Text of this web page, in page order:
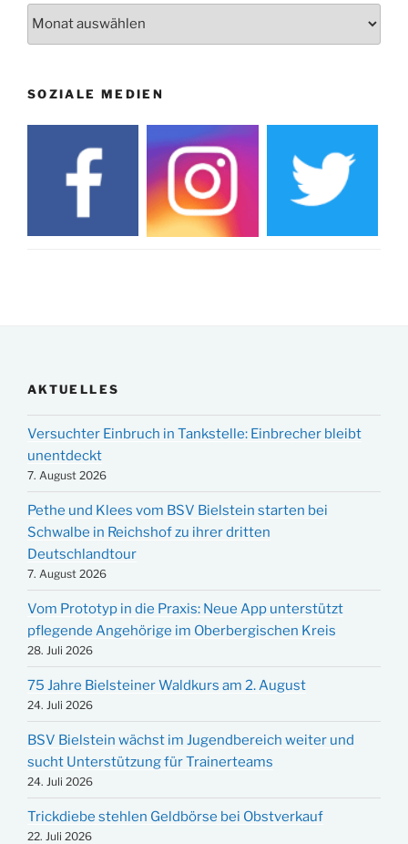
SOZIALE MEDIEN
AKTUELLES
Versuchter Einbruch in Tankstelle: Einbrecher bleibt
unentdeckt
7. August 2026
Pethe und Klees vom BSV Bielstein starten bei
Schwalbe in Reichshof zu ihrer dritten
Deutschlandtour
7. August 2026
Vom Prototyp in die Praxis: Neue App unterstützt
pflegende Angehörige im Oberbergischen Kreis
28. Juli 2026
75 Jahre Bielsteiner Waldkurs am 2. August
24. Juli 2026
BSV Bielstein wächst im Jugendbereich weiter und
sucht Unterstützung für Trainerteams
24. Juli 2026
Trickdiebe stehlen Geldbörse bei Obstverkauf
22. Juli 2026